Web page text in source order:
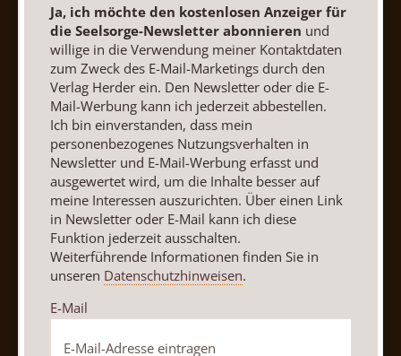
AGB und Widerrufsbelehrung
Datenschutz
Barrierefreiheit
Impressum
Vertrag widerrufen Abo online kündigen
Nach oben
Ja, ich möchte den kostenlosen Anzeiger für
die Seelsorge-Newsletter abonnieren und
willige in die Verwendung meiner Kontaktdaten
zum Zweck des E-Mail-Marketings durch den
Verlag Herder ein. Den Newsletter oder die E-
Mail-Werbung kann ich jederzeit abbestellen.
Ich bin einverstanden, dass mein
personenbezogenes Nutzungsverhalten in
Newsletter und E-Mail-Werbung erfasst und
ausgewertet wird, um die Inhalte besser auf
meine Interessen auszurichten. Über einen Link
in Newsletter oder E-Mail kann ich diese
Funktion jederzeit ausschalten.
Weiterführende Informationen finden Sie in
unseren Datenschutzhinweisen.
E-Mail